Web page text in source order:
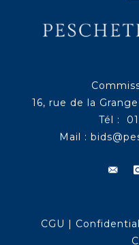
16, rue de la
Tél :
Mail :
CGU |